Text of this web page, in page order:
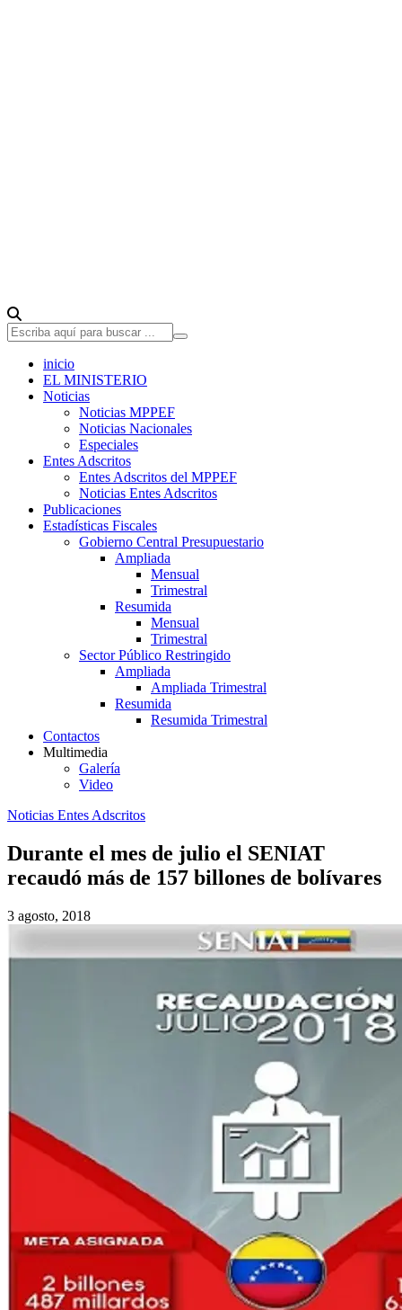
inicio
EL MINISTERIO
Noticias
Noticias MPPEF
Noticias Nacionales
Especiales
Entes Adscritos
Entes Adscritos del MPPEF
Noticias Entes Adscritos
Publicaciones
Estadísticas Fiscales
Gobierno Central Presupuestario
Ampliada
Mensual
Trimestral
Resumida
Mensual
Trimestral
Sector Público Restringido
Ampliada
Ampliada Trimestral
Resumida
Resumida Trimestral
Contactos
Multimedia
Galería
Video
Noticias Entes Adscritos
Durante el mes de julio el SENIAT
recaudó más de 157 billones de bolívares
3 agosto, 2018